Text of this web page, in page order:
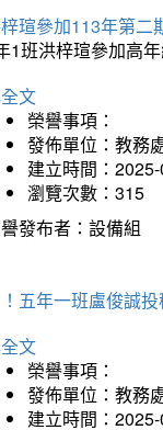
瑄參加113年第二
1班洪梓瑄參加高
文
榮譽事項：
發佈單位：教務
建立時間：
瀏覽次數：315
發布者：設備組
五年一班盧俊誠
文
榮譽事項：
發佈單位：教務
建立時間：